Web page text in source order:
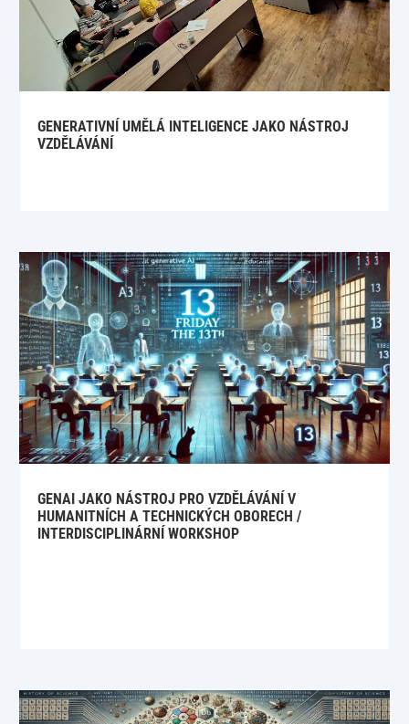
GENERATIVNÍ UMĚLÁ INTELIGENCE JAKO NÁSTROJ
VZDĚLÁVÁNÍ
GENAI JAKO NÁSTROJ PRO VZDĚLÁVÁNÍ V
HUMANITNÍCH A TECHNICKÝCH OBORECH /
INTERDISCIPLINÁRNÍ WORKSHOP